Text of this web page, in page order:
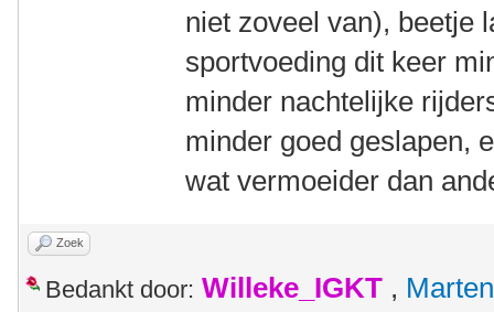
niet zoveel van), beetje
sportvoeding dit keer
minder nachtelijke
minder goed geslapen,
wat vermoeider dan
Zoek
Bedankt door: Willeke_IGKT , Marten